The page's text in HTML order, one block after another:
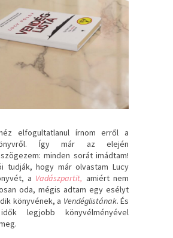
elfogultatlanul írnom erről a
Így már az elején
minden sorát imádtam!
tudják, hogy már olvastam Lucy
a Vadászpartit, amiért nem
oda, mégis adtam egy esélyt
könyvének, a Vendéglistának. És
legjobb könyvélményével